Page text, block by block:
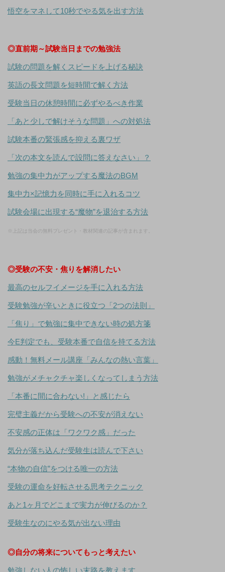
悟空をマネして10秒でやる気を出す方法
◎直前期～試験当日までの勉強法
試験の問題を解くスピードを上げる秘訣
英語の長文問題を短時間で解く方法
受験当日の休憩時間に必ずやるべき作業
「あと少しで解けそうな問題」への対処法
試験本番の緊張感を抑える裏ワザ
「次の本文を読んで設問に答えなさい」？
勉強の集中力がアップする魔法のBGM
集中力×記憶力を同時に手に入れるコツ
試験会場に出現する“魔物”を退治する方法
※上記は当会の無料プレゼント・教材関連の記事が含まれます。
◎受験の不安・焦りを解消したい
最高のセルフイメージを手に入れる方法
受験勉強が辛いときに役立つ「2つの法則」
「焦り」で勉強に集中できない時の処方箋
今E判定でも、受験本番で自信を持てる方法
感動！無料メール講座「みんなの熱い言葉」
勉強がメチャクチャ楽しくなってしまう方法
「本番に間に合わない!」と感じたら
完璧主義だから受験への不安が消えない
不安感の正体は「ワクワク感」だった
気分が落ち込んだ受験生は読んで下さい
“本物の自信”をつける唯一の方法
受験の運命を好転させる思考テクニック
あと1ヶ月でどこまで実力が伸びるのか？
受験生なのにやる気が出ない理由
◎自分の将来についてもっと考えたい